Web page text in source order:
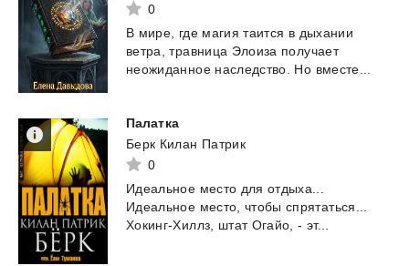
0
В мире, где магия таится в дыхании
ветра,
травница Элоиза получает
неожиданное наследство. Но вместе...
Палатка
Берк Килан Патрик
0
Идеальное место для отдыха...
Идеальное место, чтобы спрятаться...
Хокинг-Хиллз,
штат Огайо, - эт...